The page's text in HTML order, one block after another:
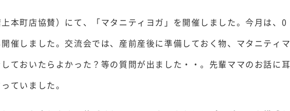
本町店協賛）にて、「マタニティヨガ」を開催しました。今月は、0
催しました。交流会では、産前産後に準備しておく物、マタニティマ
ておいたらよかった？等の質問が出ました・・。先輩ママのお話に耳
ていました。